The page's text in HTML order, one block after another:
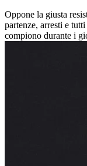
Oppone la giusta
partenze, arresti e
compiono durante i